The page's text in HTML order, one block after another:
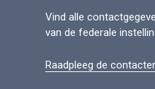
Vind alle
van de federale
Raadpleeg de